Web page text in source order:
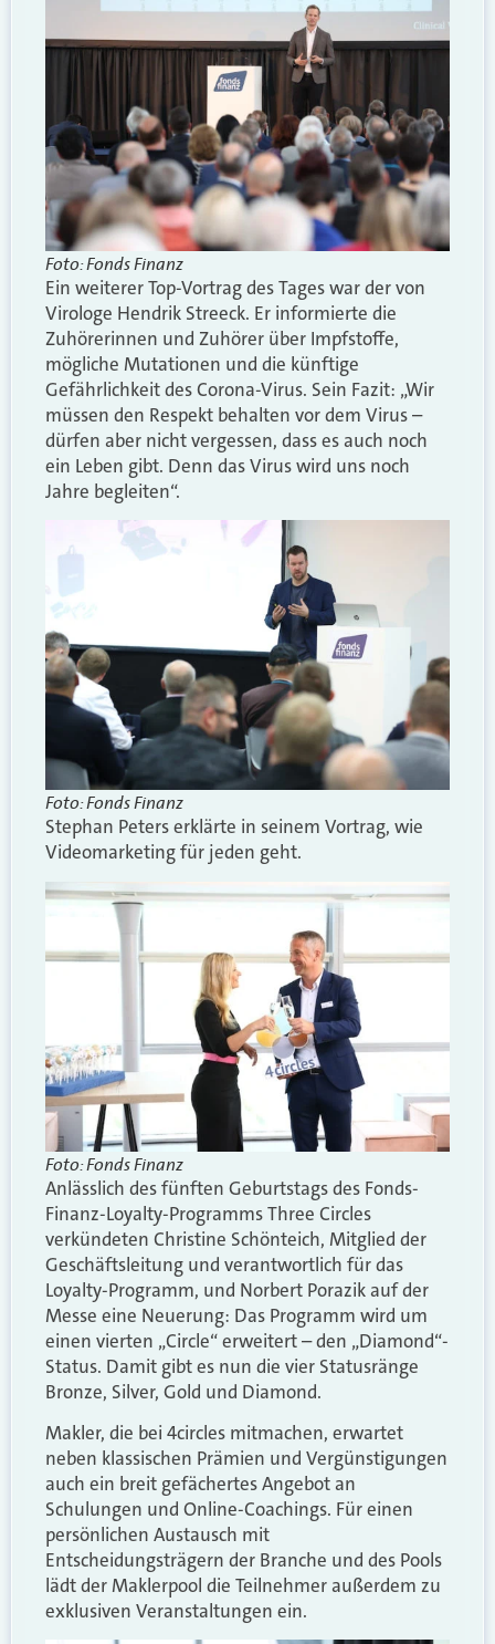
Foto: Fonds Finanz
Ein weiterer Top-Vortrag des Tages war der von
Virologe Hendrik Streeck. Er informierte die
Zuhörerinnen und Zuhörer über Impfstoffe,
mögliche Mutationen und die künftige
Gefährlichkeit des Corona-Virus. Sein Fazit: „Wir
müssen den Respekt behalten vor dem Virus –
dürfen aber nicht vergessen, dass es auch noch
ein Leben gibt. Denn das Virus wird uns noch
Jahre begleiten“.
Foto: Fonds Finanz
Stephan Peters erklärte in seinem Vortrag, wie
Videomarketing für jeden geht.
Foto: Fonds Finanz
Anlässlich des fünften Geburtstags des Fonds-
Finanz-Loyalty-Programms Three Circles
verkündeten Christine Schönteich, Mitglied der
Geschäftsleitung und verantwortlich für das
Loyalty-Programm, und Norbert Porazik auf der
Messe eine Neuerung: Das Programm wird um
einen vierten „Circle“ erweitert – den „Diamond“-
Status. Damit gibt es nun die vier Statusränge
Bronze, Silver, Gold und Diamond.
Makler, die bei 4circles mitmachen, erwartet
neben klassischen Prämien und Vergünstigungen
auch ein breit gefächertes Angebot an
Schulungen und Online-Coachings. Für einen
persönlichen Austausch mit
Entscheidungsträgern der Branche und des Pools
lädt der Maklerpool die Teilnehmer außerdem zu
exklusiven Veranstaltungen ein.